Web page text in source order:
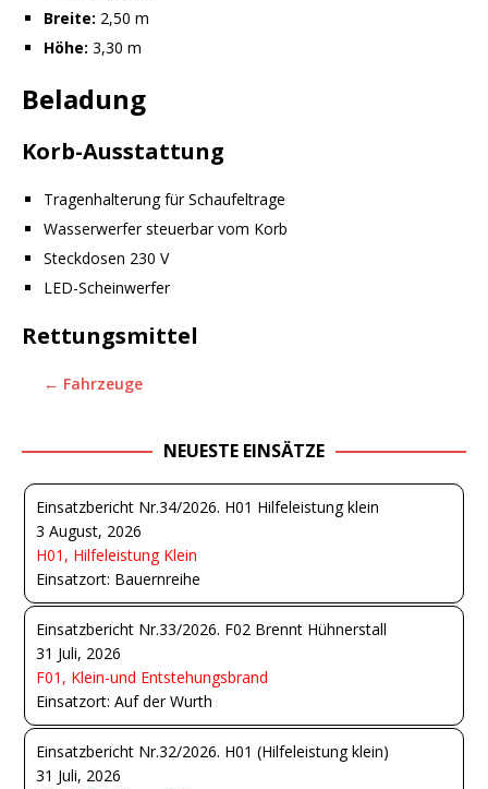
Breite: 2,50 m
Höhe: 3,30 m
Beladung
Korb-Ausstattung
Tragenhalterung für Schaufeltrage
Wasserwerfer steuerbar vom Korb
Steckdosen 230 V
LED-Scheinwerfer
Rettungsmittel
← Fahrzeuge
NEUESTE EINSÄTZE
Einsatzbericht Nr.34/2026. H01 Hilfeleistung klein
3 August, 2026
H01, Hilfeleistung Klein
Einsatzort: Bauernreihe
Einsatzbericht Nr.33/2026. F02 Brennt Hühnerstall
31 Juli, 2026
F01, Klein-und Entstehungsbrand
Einsatzort: Auf der Wurth
Einsatzbericht Nr.32/2026. H01 (Hilfeleistung klein)
31 Juli, 2026